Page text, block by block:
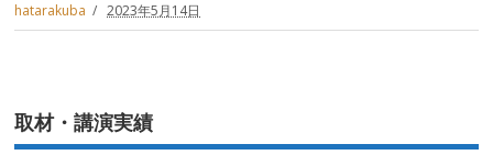
hatarakuba 2023年5月14日
取材・講演実績